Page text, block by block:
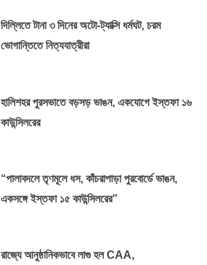
দিল্লিতে টানা ৩ দিনের অটো-ট্যাক্সি ধর্মঘট, চরম
ভোগান্তিতে নিত্যযাত্রীরা
হালিশহর পুরসভাতে বড়সড় ভাঙন, একযোগে ইস্তফা ১৬
কাউন্সিলরের
“পালাবদলে তৃণমূলে ধস, কাঁচরাপাড়া পুরবোর্ডে ভাঙন,
একসঙ্গে ইস্তফা ১৫ কাউন্সিলরের”
রাজ্যে আনুষ্ঠানিকভাবে লাগু হল CAA,